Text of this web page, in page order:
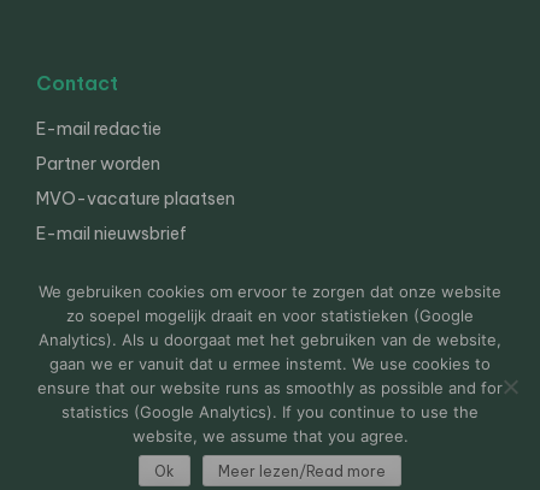
Contact
E-mail redactie
Partner worden
MVO-vacature plaatsen
E-mail nieuwsbrief
© 2000-2026 Van der Molen EIS Colofon
Disclaimer
Privacy
We gebruiken cookies om ervoor te zorgen dat onze website
zo soepel mogelijk draait en voor statistieken (Google
Analytics). Als u doorgaat met het gebruiken van de website,
gaan we er vanuit dat u ermee instemt. We use cookies to
ensure that our website runs as smoothly as possible and for
statistics (Google Analytics). If you continue to use the
website, we assume that you agree.
Ok Meer lezen/Read more